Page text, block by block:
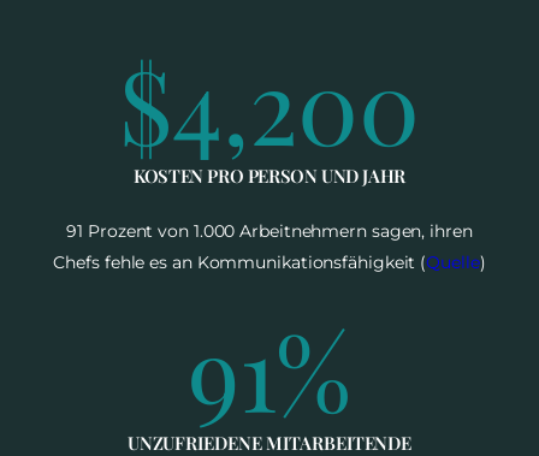
KOSTEN PRO PERSON UND JAHR
$4,200
91 Prozent von 1.000 Arbeitnehmern sagen, ihren
Chefs fehle es an Kommunikationsfähigkeit (Quelle)
UNZUFRIEDENE MITARBEITENDE
91%